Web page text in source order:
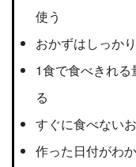
使う
おかずはしっか
1食で食べきれ
る
すぐに食べない
作った日付がわ